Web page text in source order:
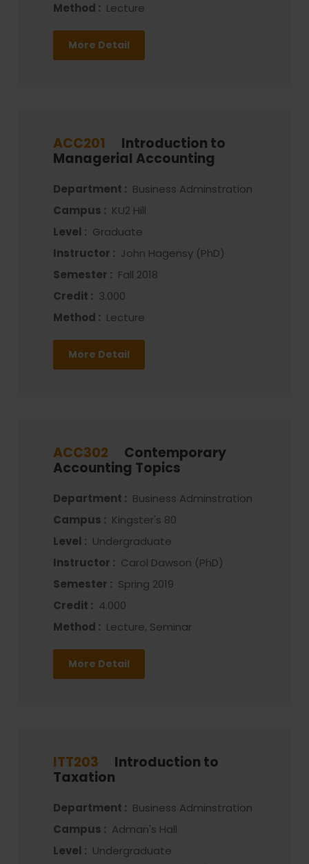
Method : Lecture
More Detail
ACC201
Introduction to
Managerial Accounting
Department : Business Adminstration
Campus : KU2 Hill
Level : Graduate
Instructor : John Hagensy (PhD)
Semester : Fall 2018
Credit : 3.000
Method : Lecture
More Detail
ACC302
Contemporary
Accounting Topics
Department : Business Adminstration
Campus : Kingster's 80
Level : Undergraduate
Instructor : Carol Dawson (PhD)
Semester : Spring 2019
Credit : 4.000
Method : Lecture, Seminar
More Detail
ITT203
Introduction to
Taxation
Department : Business Adminstration
Campus : Adman's Hall
Level : Undergraduate